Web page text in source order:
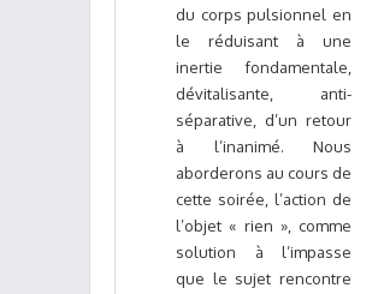
du corps pulsionnel en
le réduisant à une
inertie fondamentale,
dévitalisante, anti-
séparative, d’un retour
à l’inanimé. Nous
aborderons au cours de
cette soirée, l’action de
l’objet « rien », comme
solution à l’impasse
que le sujet rencontre